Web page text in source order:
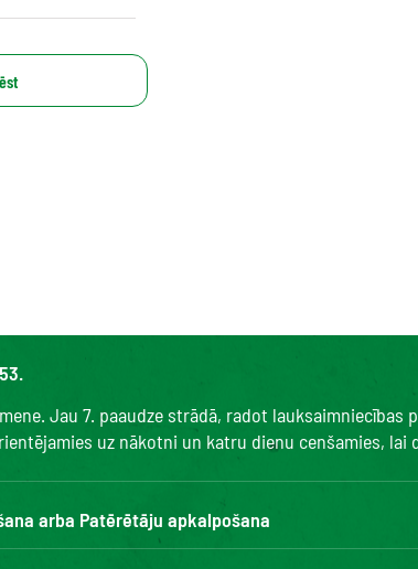
Jau 7. paaudze strādā, radot
uz nākotni un katru dienu cenšamies,
arba Patērētāju apkalpošana